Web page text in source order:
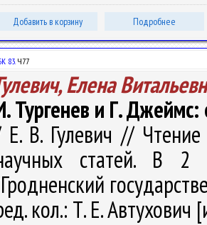
Добавить в корзину Подробнее
83.Ч77
Елена
Тургенев и Г.
В. Гулевич //
статей. В
кол.: Т. Е.